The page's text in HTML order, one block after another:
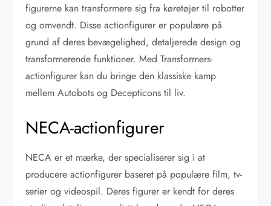
figurerne kan transformere sig fra køretøjer til robotter
og omvendt. Disse actionfigurer er populære på
grund af deres bevægelighed, detaljerede design og
transformerende funktioner. Med Transformers-
actionfigurer kan du bringe den klassiske kamp
mellem Autobots og Decepticons til liv.
NECA-actionfigurer
NECA er et mærke, der specialiserer sig i at
producere actionfigurer baseret på populære film, tv-
serier og videospil. Deres figurer er kendt for deres